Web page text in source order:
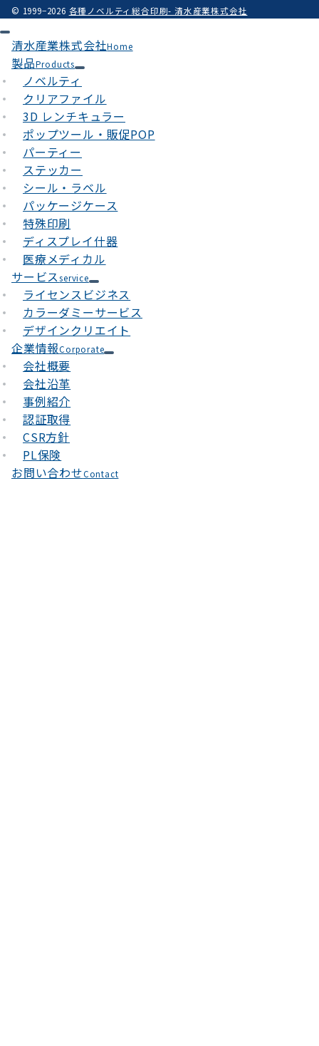
© 1999−2026 各種ノベルティ総合印刷- 清水産業株式会社
清水産業株式会社Home
製品Products
ノベルティ
クリアファイル
3D レンチキュラー
ポップツール・販促POP
パーティー
ステッカー
シール・ラベル
パッケージケース
特殊印刷
ディスプレイ什器
医療メディカル
サービスservice
ライセンスビジネス
カラーダミーサービス
デザインクリエイト
企業情報Corporate
会社概要
会社沿革
事例紹介
認証取得
CSR方針
PL保険
お問い合わせContact